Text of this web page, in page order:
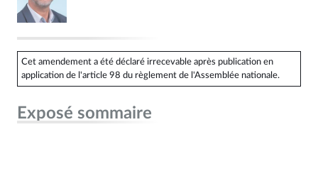
Cet amendement a été déclaré irrecevable après publication en
application de l'article 98 du règlement de l'Assemblée nationale.
Exposé sommaire